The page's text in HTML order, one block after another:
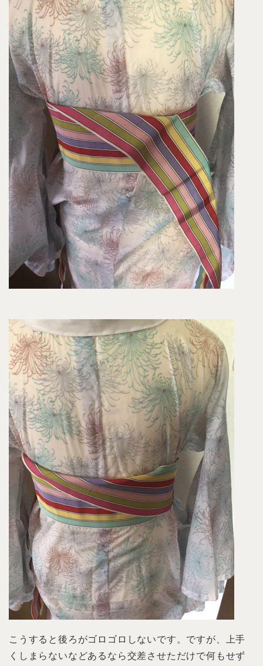
こうすると後ろがゴロゴロしないです。ですが、上手
くしまらないなどあるなら交差させただけで何もせず